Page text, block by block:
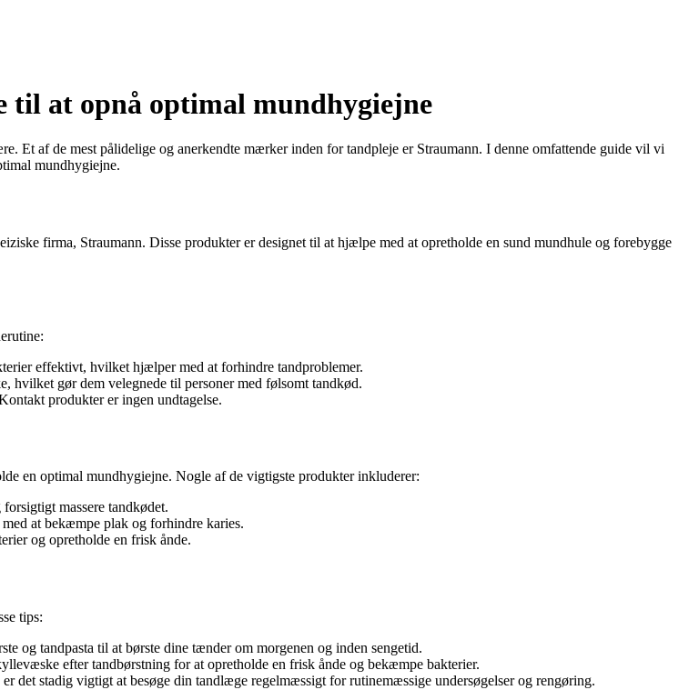
til at opnå optimal mundhygiejne
Et af de mest pålidelige og anerkendte mærker inden for tandpleje er Straumann. I denne omfattende guide vil vi
mundhygiejne.
firma, Straumann. Disse produkter er designet til at hjælpe med at opretholde en sund mundhule og forebygge
effektivt, hvilket hjælper med at forhindre tandproblemer.
hvilket gør dem velegnede til personer med følsomt tandkød.
produkter er ingen undtagelse.
en optimal mundhygiejne. Nogle af de vigtigste produkter inkluderer:
massere tandkødet.
at bekæmpe plak og forhindre karies.
og opretholde en frisk ånde.
tips:
og tandpasta til at børste dine tænder om morgenen og inden sengetid.
efter tandbørstning for at opretholde en frisk ånde og bekæmpe bakterier.
det stadig vigtigt at besøge din tandlæge regelmæssigt for rutinemæssige undersøgelser og rengøring.